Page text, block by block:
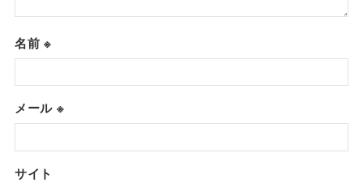
名前※
メール ※
サイト